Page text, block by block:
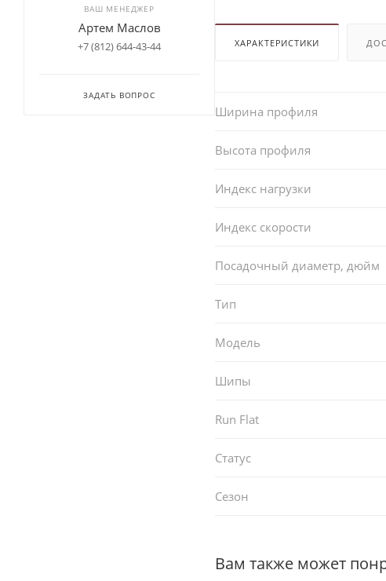
ХАРАКТЕРИСТИКИ
Ширина профиля
Высота профиля
Индекс нагрузки
Индекс скорости
Посадочный диаметр, дюйм
Тип
Модель
Шипы
Run Flat
Статус
Сезон
Вам также может
ВАШ МЕНЕДЖЕР
Артем Маслов
+7 (812) 644-43-44
ЗАДАТЬ ВОПРОС